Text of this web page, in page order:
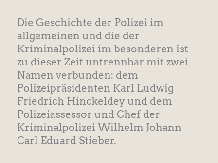
Die Geschichte der Polizei im
allgemeinen und die der
Kriminalpolizei im besonderen ist
zu dieser Zeit untrennbar mit zwei
Namen verbunden: dem
Polizeipräsidenten Karl Ludwig
Friedrich Hinckeldey und dem
Polizeiassessor und Chef der
Kriminalpolizei Wilhelm Johann
Carl Eduard Stieber.